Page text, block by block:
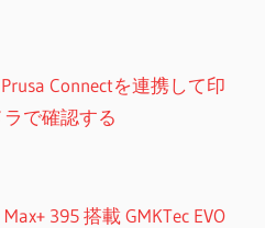
Connectを連携して印
で確認する
395 搭載 GMKTec EVO